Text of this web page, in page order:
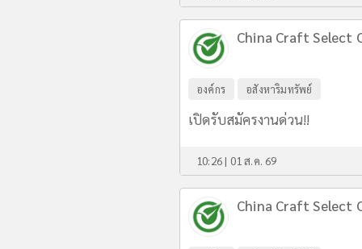
China Craft Select
องค์กร อสังหาริมทรัพย์
เปิดรับสมัครงานด่วน!!
10:26 | 01 ส.ค. 69
China Craft Select